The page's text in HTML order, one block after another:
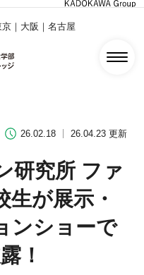
｜大阪｜名古屋
26.02.18 26.04.23 更新
研究所 ファ
生が展示・
ンショーで
！